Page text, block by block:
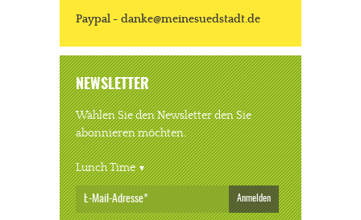
Paypal - danke@meinesuedstadt.de
NEWSLETTER
Wählen Sie den Newsletter den Sie
abonnieren möchten.
Lunch Time
Anmelden